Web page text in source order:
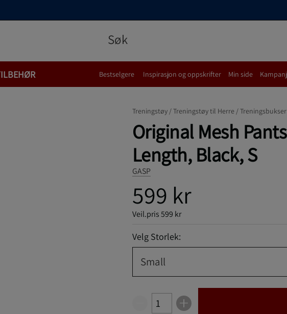
Bestselgere Inspirasjon og oppskrifter Min side
Treningstøy /Treningstøy til Herre /Treningsbukser
Original Mesh
Length, Black, S
GASP
599 kr
Veil.pris599 kr
Velg Storlek:
Small